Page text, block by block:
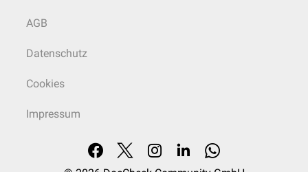
AGB
Datenschutz
Cookies
Impressum